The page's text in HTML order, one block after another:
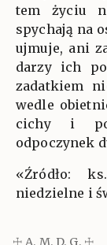
tem życiu
spychają na
ujmuje, ani
darzy ich
zadatkiem
wedle
cichy i
odpoczynek
«Źródło:
niedzielne i
☩ A. M. D. G. ☩